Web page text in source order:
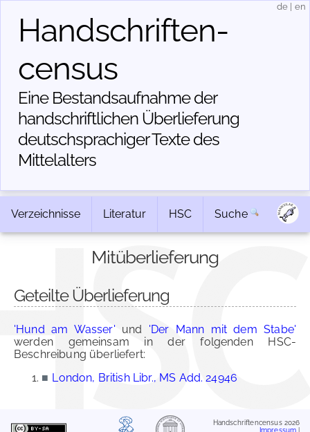
Handschriften­
census
Eine Bestandsaufnahme der
handschriftlichen Über­lieferung
deutschsprachiger Texte des
Mittelalters
de en
Verzeichnisse Literatur HSC Suche
Mitüberlieferung
Geteilte Überlieferung
'Hund am Wasser'und 'Der Mann mit dem Stabe'
werden gemeinsam in der folgenden HSC-
Beschreibung überliefert:
■ London, British Libr., MS Add. 24946
Handschriftencensus 2026
Impressum